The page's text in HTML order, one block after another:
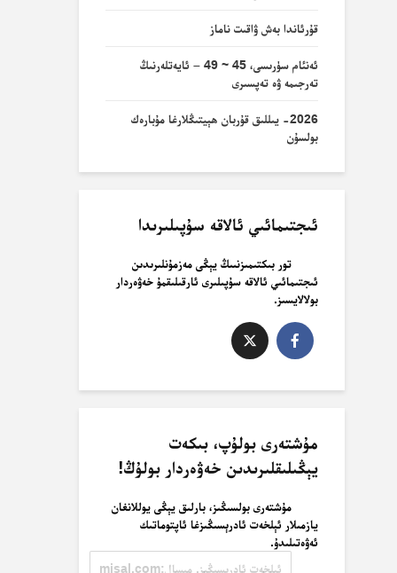
قۇرئاندا بەش ۋاقىت ناماز
ئەنئام سۈرىسى، 45 ~ 49 – ئايەتلەرنىڭ
تەرجىمە ۋە تەپسىرى
2026- يىللىق قۇربان ھېيتىڭلارغا مۇبارەك
بولسۇن
ئىجتىمائىي ئالاقە سۇپىلىرىدا
تور بىكتىمىزنىىڭ يېڭى مەزمۇنلىرىدىن
ئىجتىمائىي ئالاقە سۇپىلىرى ئارقىلىقمۇ خەۋەردار
بولالايسىز.
مۇشتەرى بولۇپ، بىكەت
يېڭىلىقلىرىدىن خەۋەردار بولۇڭ!
مۇشتەرى بولسىڭىز، بارلىق يېڭى يوللانغان
يازمىلار ئېلخەت ئادرېسىڭىزغا ئاپتوماتىك
ئەۋەتىلىدۇ.